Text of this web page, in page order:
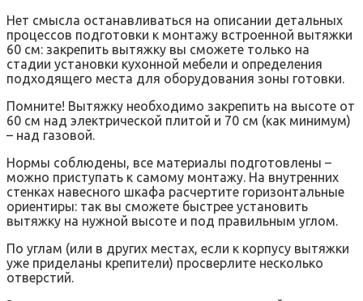
Нет смысла останавливаться на описании детальных
процессов подготовки к монтажу встроенной вытяжки
60 см: закрепить вытяжку вы сможете только на
стадии установки кухонной мебели и определения
подходящего места для оборудования зоны готовки.
Помните! Вытяжку необходимо закрепить на высоте от
60 см над электрической плитой и 70 см (как минимум)
– над газовой.
Нормы соблюдены, все материалы подготовлены –
можно приступать к самому монтажу. На внутренних
стенках навесного шкафа расчертите горизонтальные
ориентиры: так вы сможете быстрее установить
вытяжку на нужной высоте и под правильным углом.
По углам (или в других местах, если к корпусу вытяжки
уже приделаны крепители) просверлите несколько
отверстий.